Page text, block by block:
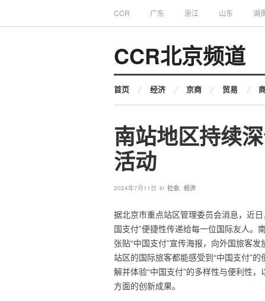
CCR 广东 浙江 山东 湖
CCR北京频道
首页 经济 京商 贸易
南站地区持续
活动
2024年7月11日 in 社会, 经济
据北京市重点站区管理委员会消息，近
国支付”便捷性传递给每一位国际友人。
张贴“中国支付”宣传海报，向外国旅客
站区的国际旅客都能感受到“中国支付”
解并体验“中国支付”的多样性与便利性
方面的创新成果。